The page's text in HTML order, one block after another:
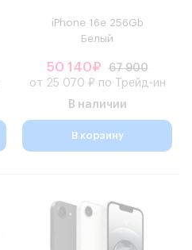
iPhone 16e 256Gb
Белый
50 140₽
67 900
от 25 070 ₽ по Трейд-ин
В наличии
В корзину